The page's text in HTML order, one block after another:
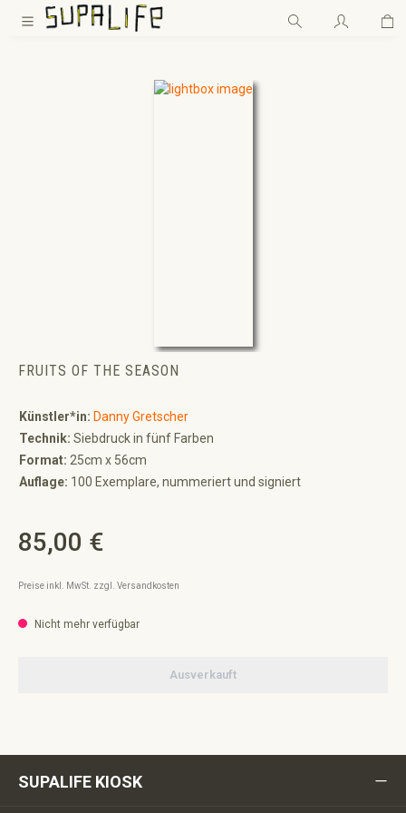
Zum Hauptinhalt springen
FRUITS OF THE SEASON
Künstler*in: Danny Gretscher
Technik: Siebdruck in fünf Farben
Format: 25cm x 56cm
Auflage: 100 Exemplare, nummeriert und signiert
Regulärer Preis:
85,00 €
Preise inkl. MwSt. zzgl. Versandkosten
Nicht mehr verfügbar
Ausverkauft
SUPALIFE KIOSK